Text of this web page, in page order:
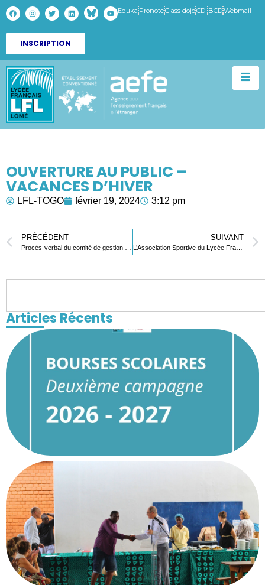
Eduka PronoteClass dojoCDI BCDWebmail
INSCRIPTION
OUVERTURE AU PUBLIC –
VACANCES D’HIVER
LFL-TOGO février 19, 2024 3:12 pm
PRÉCÉDENT SUIVANT
L’Association Sportive du Lycée Français de Lomé Impacte l’Éducation par le Volleyball au Togo
Articles Récents